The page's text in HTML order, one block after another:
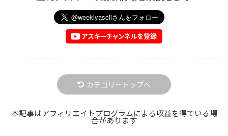
カテゴリートップへ
本記事はアフィリエイトプログラムによる収益を得ている場
合があります